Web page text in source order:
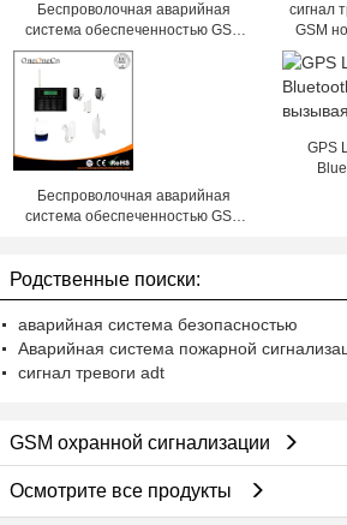
Беспроволочная аварийная
система обеспеченностью GSM
дома с экраном кнопочной
панели касания
сигнал
GSM
Беспроволочная аварийная
система обеспеченностью GSM
GPS
Родственные поиски:
аварийная система безопасностью
Аварийная система пожарной
сигнал тревоги adt
GSM охранной сигнализации
Осмотрите все продукты